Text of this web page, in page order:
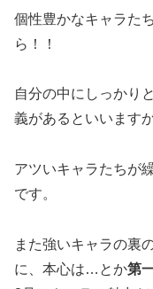
個性豊かなキャラた
ら！！
自分の中にしっかり
義があるといいます
アツいキャラたちが
です。
また強いキャラの裏
に、本心は…とか第